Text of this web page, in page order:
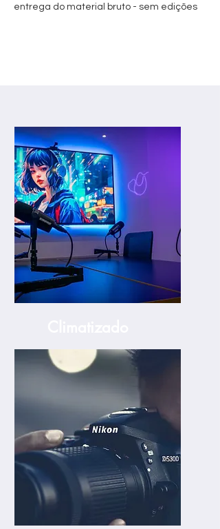
entrega do material bruto - sem edições